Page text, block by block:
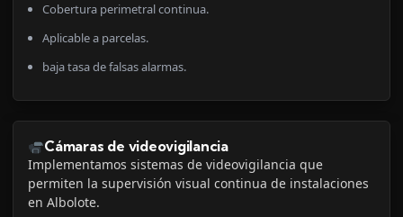
Cobertura perimetral continua.
Aplicable a parcelas.
baja tasa de falsas alarmas.
Cámaras de videovigilancia
Implementamos sistemas de videovigilancia que
permiten la supervisión visual continua de instalaciones
en Albolote.